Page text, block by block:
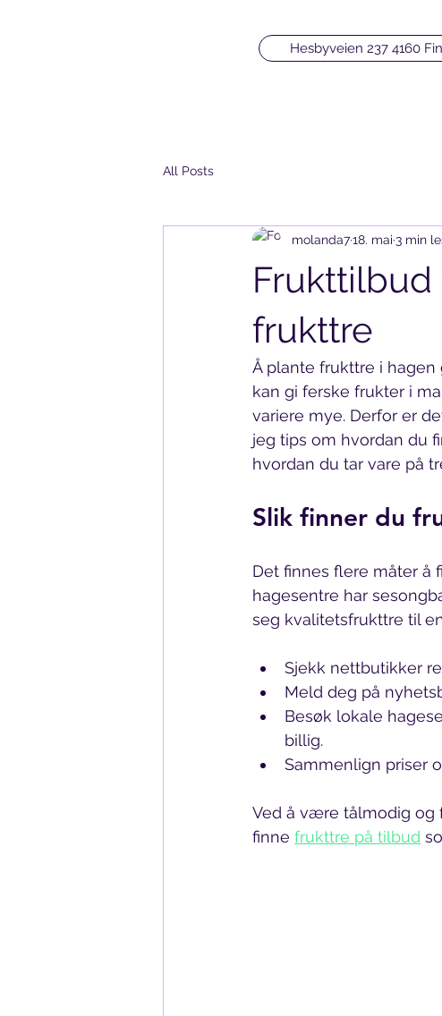
Hesbyveien 237 4160
All Posts
Frukttilbud
frukttre
molanda718. mai 3 min
Å plante frukttre i
kan gi ferske frukter i
variere mye. Derfor er
jeg tips om hvordan du
hvordan du tar vare på
Slik finner du
Det finnes flere måter å
hagesentre har
seg kvalitetsfrukttre til
Sjekk nettbutikker
Meld deg på
Besøk lokale
billig.
Sammenlign priser
Ved å være tålmodig og
finne frukttre på tilbud